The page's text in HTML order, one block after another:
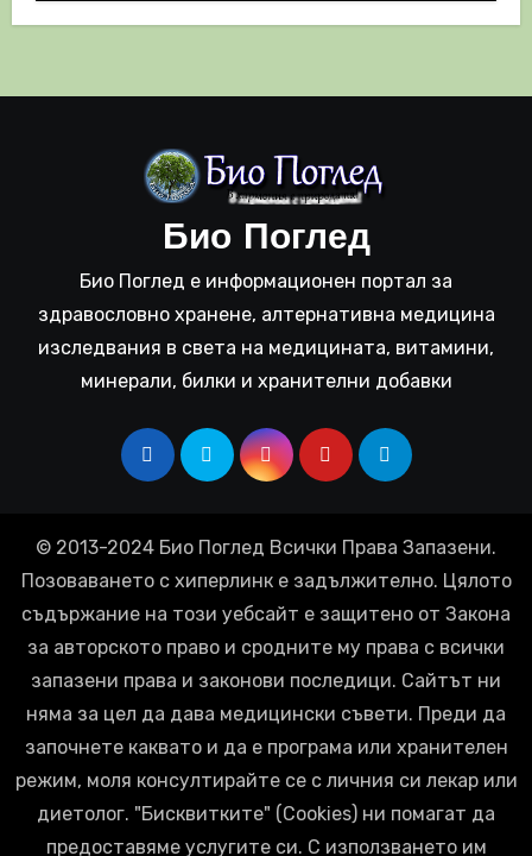
Био Поглед
Био Поглед е информационен портал за
здравословно хранене, алтернативна медицина
изследвания в света на медицината, витамини,
минерали, билки и хранителни добавки
© 2013-2024 Био Поглед Всички Права Запазени.
Позоваването с хиперлинк е задължително. Цялото
съдържание на този уебсайт е защитено от Закона
за авторското право и сродните му права с всички
запазени права и законови последици. Сайтът ни
няма за цел да дава медицински съвети. Преди да
започнете каквато и да е програма или хранителен
режим, моля консултирайте се с личния си лекар или
диетолог. "Бисквитките" (Cookies) ни помагат да
предоставяме услугите си. С използването им